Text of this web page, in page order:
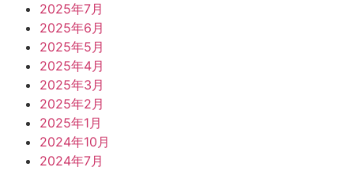
2025年7月
2025年6月
2025年5月
2025年4月
2025年3月
2025年2月
2025年1月
2024年10月
2024年7月